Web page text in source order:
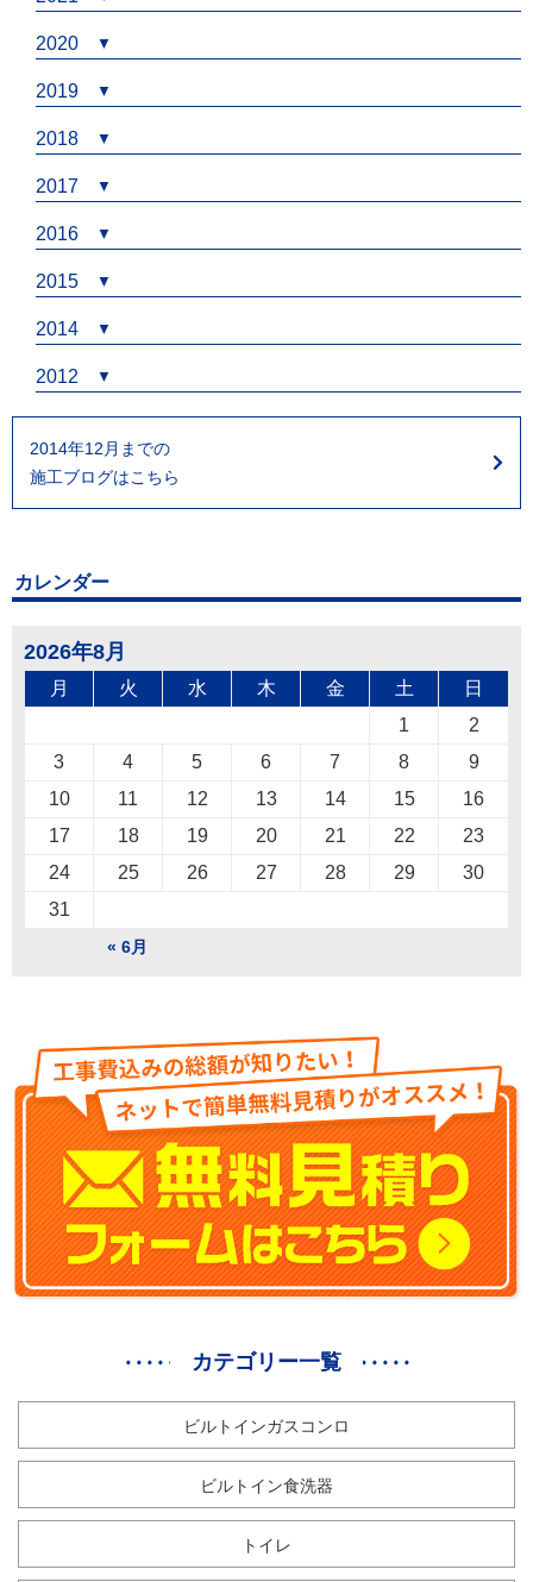
2020
2019
2018
2017
2016
2015
2014
2012
2014年12月までの
施工ブログはこちら
カレンダー
2026年8月
月 火 水 木 金 土 日
« 6月
1
2
3
4 5 6 7 8
9
10
11 12 13 14 15
16
17
18 19 20 21 22
23
24
25 26 27 28 29
30
31
カテゴリー一覧
ビルトインガスコンロ
ビルトイン食洗器
トイレ